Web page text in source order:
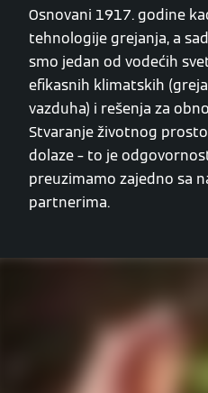
Osnovani 1917. godine
tehnologije grejanja, a
smo jedan od vodećih
efikasnih klimatskih
vazduha) i rešenja za
Stvaranje životnog
dolaze – to je
preuzimamo zajedno sa
partnerima.